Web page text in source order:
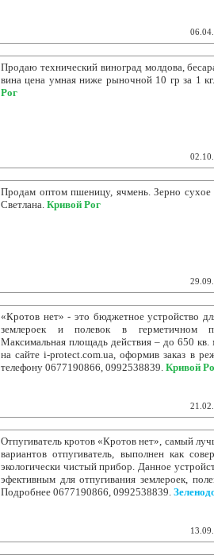
Продаю технический виноград молдова,
вина цена умная ниже рыночной 10 гр за 1
Рог
Продам оптом пшеницу, ячмень. Зерно сухое
Светлана. Кривой Рог
«Кротов нет» - это бюджетное устройство
землероек и полевок в герметичном
Максимальная площадь действия – до 650 кв.
на сайте i-protect.com.ua, оформив заказ в
телефону 0677190866, 0992538839. Кривой
Отпугиватель кротов «Кротов нет», самый
вариантов отпугиватель, выполнен как
экологически чистый прибор. Данное
эфективным для отпугивания землероек,
Подробнее 0677190866, 0992538839.